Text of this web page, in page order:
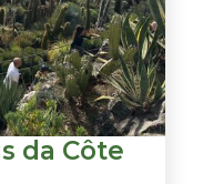
da Côte